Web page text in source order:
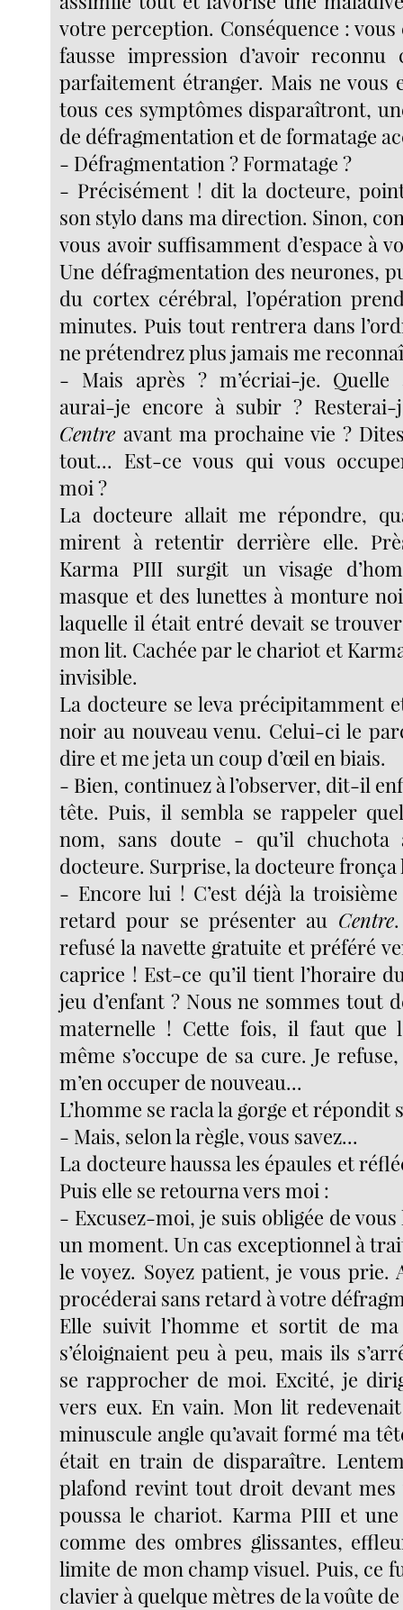
votre perception. Conséquence :
fausse impression d’avoir
parfaitement étranger. Mais ne vous
tous ces symptômes disparaîtront,
de défragmentation et de formatage
- Défragmentation ? Formatage ?
- Précisément ! dit la docteure,
son stylo dans ma direction. Sinon,
vous avoir suffisamment d’espace à
Une défragmentation des neurones,
du cortex cérébral, l’opération
minutes. Puis tout rentrera dans
ne prétendrez plus jamais me
- Mais après ? m’écriai-je. Quelle
aurai-je encore à subir ? Resterai-
Centre avant ma prochaine vie ?
tout... Est-ce vous qui vous
moi ?
La docteure allait me répondre,
mirent à retentir derrière elle.
Karma PIII surgit un visage
masque et des lunettes à monture
laquelle il était entré devait se
mon lit. Cachée par le chariot et
invisible.
La docteure se leva précipitamment
noir au nouveau venu. Celui-ci le
dire et me jeta un coup d’œil en biais.
- Bien, continuez à l’observer, dit-il
tête. Puis, il sembla se rappeler
nom, sans doute - qu’il chuchota
docteure. Surprise, la docteure fronça
- Encore lui ! C’est déjà la
retard pour se présenter au Centre
refusé la navette gratuite et préféré
caprice ! Est-ce qu’il tient l’horaire
jeu d’enfant ? Nous ne sommes tout
maternelle ! Cette fois, il faut que
même s’occupe de sa cure. Je
m’en occuper de nouveau...
L’homme se racla la gorge et répondit
- Mais, selon la règle, vous savez...
La docteure haussa les épaules et
Puis elle se retourna vers moi :
- Excusez-moi, je suis obligée de
un moment. Un cas exceptionnel à
le voyez. Soyez patient, je vous
procéderai sans retard à votre
Elle suivit l’homme et sortit de
s’éloignaient peu à peu, mais ils
se rapprocher de moi. Excité, je
vers eux. En vain. Mon lit
minuscule angle qu’avait formé ma
était en train de disparaître.
plafond revint tout droit devant mes
poussa le chariot. Karma PIII et
comme des ombres glissantes,
limite de mon champ visuel. Puis, ce
clavier à quelque mètres de la voûte